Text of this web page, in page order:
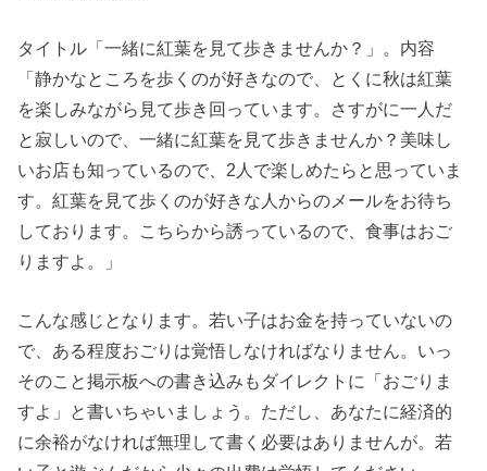
タイトル「一緒に紅葉を見て歩きませんか？」。内容
「静かなところを歩くのが好きなので、とくに秋は紅葉
を楽しみながら見て歩き回っています。さすがに一人だ
と寂しいので、一緒に紅葉を見て歩きませんか？美味し
いお店も知っているので、2人で楽しめたらと思っていま
す。紅葉を見て歩くのが好きな人からのメールをお待ち
しております。こちらから誘っているので、食事はおご
りますよ。」
こんな感じとなります。若い子はお金を持っていないの
で、ある程度おごりは覚悟しなければなりません。いっ
そのこと掲示板への書き込みもダイレクトに「おごりま
すよ」と書いちゃいましょう。ただし、あなたに経済的
に余裕がなければ無理して書く必要はありませんが。若